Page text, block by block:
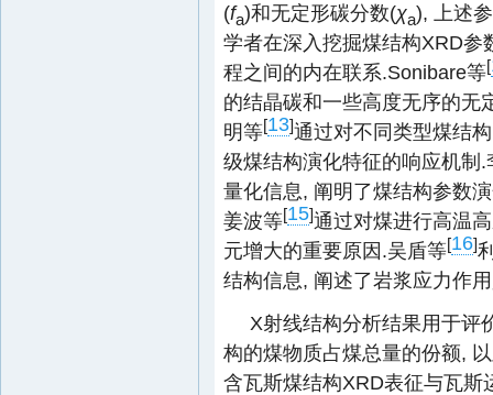
(fa)和无定形碳分数(χa), 上述
学者在深入挖掘煤结构XRD
程之间的内在联系.Sonibare等[
的结晶碳和一些高度无序的无
明等[13]通过对不同类型煤结
级煤结构演化特征的响应机制.
量化信息, 阐明了煤结构参数
姜波等[15]通过对煤进行高温
元增大的重要原因.吴盾等[16]
结构信息, 阐述了岩浆应力作
X射线结构分析结果用于评
构的煤物质占煤总量的份额,
含瓦斯煤结构XRD表征与瓦